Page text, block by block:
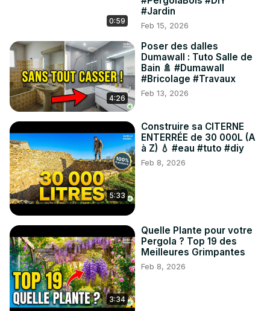
0:59
#Jardin
Feb 15, 2026
4:26
Poser des dalles
Dumawall : Tuto Salle de
Bain 🚿 #Dumawall
#Bricolage #Travaux
Feb 13, 2026
5:33
Construire sa CITERNE
ENTERRÉE de 30 000L (A
à Z) 💧 #eau #tuto #diy
Feb 8, 2026
3:34
Quelle Plante pour votre
Pergola ? Top 19 des
Meilleures Grimpantes
Feb 8, 2026